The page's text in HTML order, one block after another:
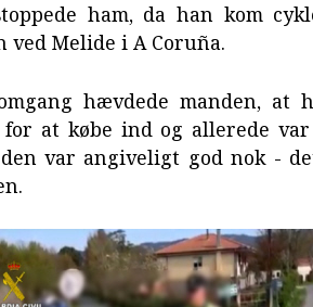
ham, da han kom
ved Melide i A Coruña.
hævdede manden, at
at købe ind og allerede
var angiveligt god nok -